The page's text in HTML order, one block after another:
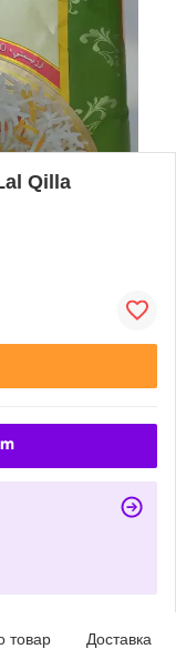
Qilla
товар Доставка